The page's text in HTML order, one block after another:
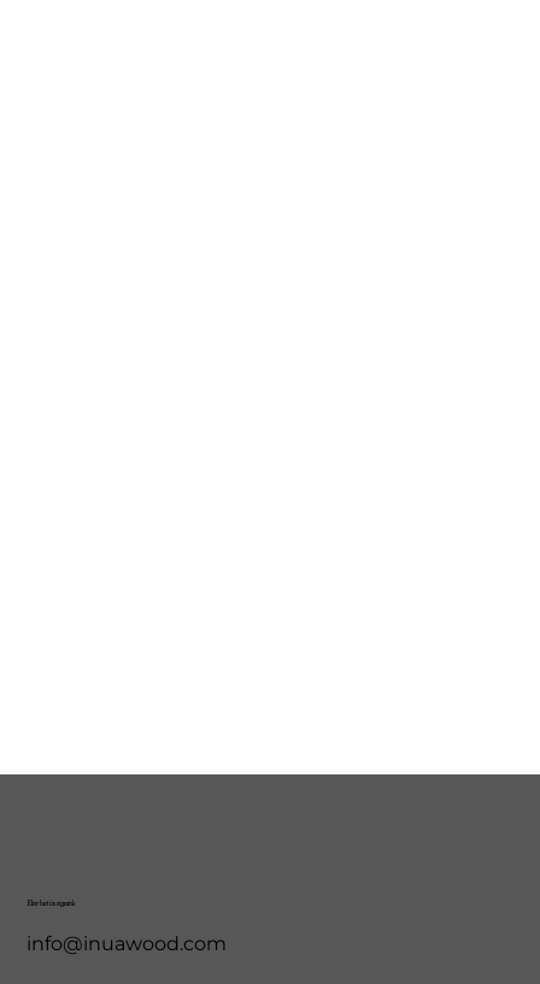
Elérhetőségeink
info@inuawood.com